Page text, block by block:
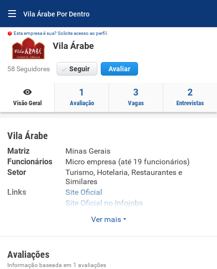
Vila Árabe Por Dentro
Esta empresa é sua? Solicite acesso ao perfil.
Vila Árabe
58 Seguidores Seguir Avaliar
Visão Geral
1
Avaliação
3
Vagas
2
Entrevistas
Vila Árabe
Matriz
Minas Gerais
Funcionários
Micro empresa (até 19 funcionários)
Setor
Turismo, Hotelaria, Restaurantes e
Similares
Links
Site Oficial
Site Oficial no Infojobs
Enviar CV
- Restaurantes e similares .
Ver mais
Avaliações
Informação baseada em 1 avaliações